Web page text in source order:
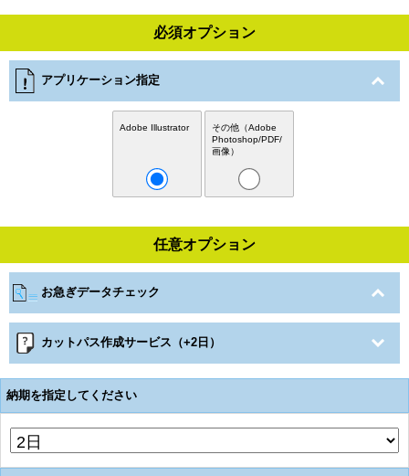
必須オプション
アプリケーション指定
Adobe Illustrator
その他（Adobe
Photoshop/PDF/
画像）
任意オプション
お急ぎデータチェック
カットパス作成サービス（+2日）
納期を指定してください